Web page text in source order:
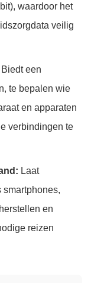
waardoor het
veilig
Biedt een
te bepalen wie
en apparaten
verbindingen te
Laat
smartphones,
en
reizen